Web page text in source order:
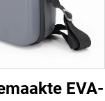
EVA-